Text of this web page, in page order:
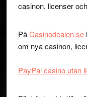
casinon, licenser
PåCasinodealen.se
om nya casinon,
PayPal casino utan